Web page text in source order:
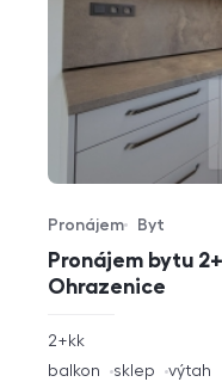
Pronájem bytu
Ohrazenice
Typ nabídky
Pronájem
Typ nemovitosti
Byt
rozměry
dispozice
2+kk
funkce
balkon sklep výtah